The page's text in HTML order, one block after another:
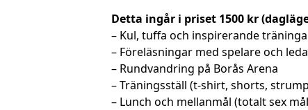
Detta ingår i priset 1500 kr
– Kul, tuffa och inspirerande
– Föreläsningar med spelare och
– Rundvandring på Borås Arena
– Träningsställ (t-shirt, shorts,
– Lunch och mellanmål (totalt sex